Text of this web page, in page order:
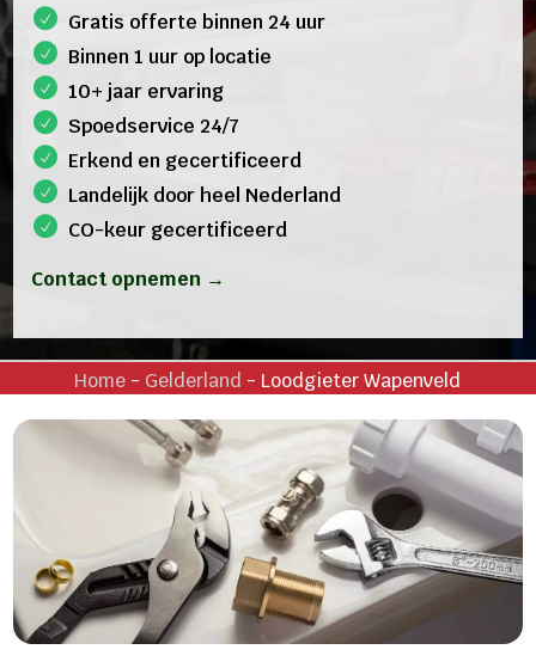
Gratis offerte binnen 24 uur
Binnen 1 uur op locatie
10+ jaar ervaring
Spoedservice 24/7
Erkend en gecertificeerd
Landelijk door heel Nederland
CO-keur gecertificeerd
Contact opnemen →
Home - Gelderland - Loodgieter Wapenveld